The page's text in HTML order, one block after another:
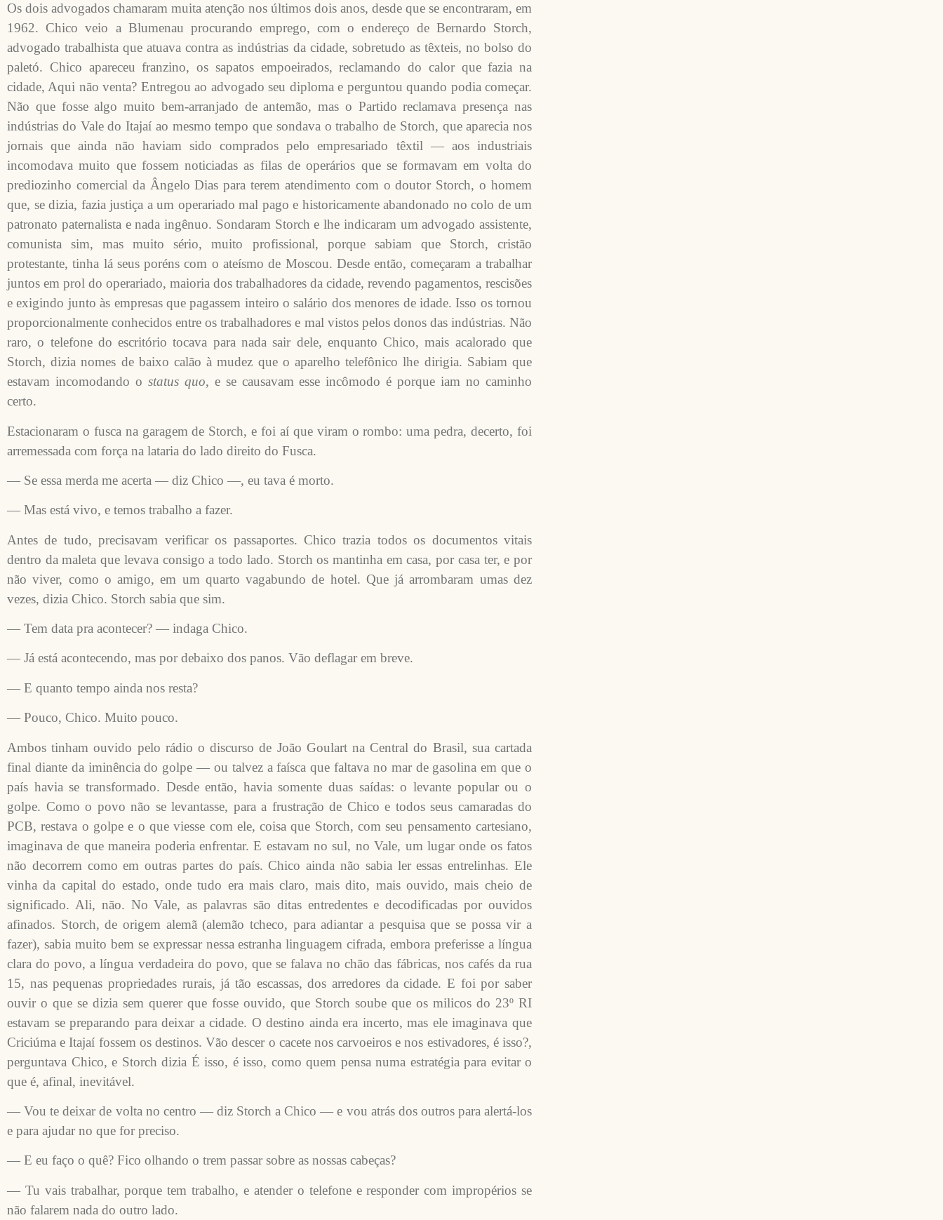
Os dois advogados chamaram muita atenção nos últimos dois anos, desde que se encontraram, em
1962. Chico veio a Blumenau procurando emprego, com o endereço de Bernardo Storch,
advogado trabalhista que atuava contra as indústrias da cidade, sobretudo as têxteis, no bolso do
paletó. Chico apareceu franzino, os sapatos empoeirados, reclamando do calor que fazia na
cidade, Aqui não venta? Entregou ao advogado seu diploma e perguntou quando podia começar.
Não que fosse algo muito bem-arranjado de antemão, mas o Partido reclamava presença nas
indústrias do Vale do Itajaí ao mesmo tempo que sondava o trabalho de Storch, que aparecia nos
jornais que ainda não haviam sido comprados pelo empresariado têxtil — aos industriais
incomodava muito que fossem noticiadas as filas de operários que se formavam em volta do
prediozinho comercial da Ângelo Dias para terem atendimento com o doutor Storch, o homem
que, se dizia, fazia justiça a um operariado mal pago e historicamente abandonado no colo de um
patronato paternalista e nada ingênuo. Sondaram Storch e lhe indicaram um advogado assistente,
comunista sim, mas muito sério, muito profissional, porque sabiam que Storch, cristão
protestante, tinha lá seus poréns com o ateísmo de Moscou. Desde então, começaram a trabalhar
juntos em prol do operariado, maioria dos trabalhadores da cidade, revendo pagamentos, rescisões
e exigindo junto às empresas que pagassem inteiro o salário dos menores de idade. Isso os tornou
proporcionalmente conhecidos entre os trabalhadores e mal vistos pelos donos das indústrias. Não
raro, o telefone do escritório tocava para nada sair dele, enquanto Chico, mais acalorado que
Storch, dizia nomes de baixo calão à mudez que o aparelho telefônico lhe dirigia. Sabiam que
estavam incomodando o status quo, e se causavam esse incômodo é porque iam no caminho
certo.
Estacionaram o fusca na garagem de Storch, e foi aí que viram o rombo: uma pedra, decerto, foi
arremessada com força na lataria do lado direito do Fusca.
— Se essa merda me acerta — diz Chico —, eu tava é morto.
— Mas está vivo, e temos trabalho a fazer.
Antes de tudo, precisavam verificar os passaportes. Chico trazia todos os documentos vitais
dentro da maleta que levava consigo a todo lado. Storch os mantinha em casa, por casa ter, e por
não viver, como o amigo, em um quarto vagabundo de hotel. Que já arrombaram umas dez
vezes, dizia Chico. Storch sabia que sim.
— Tem data pra acontecer? — indaga Chico.
— Já está acontecendo, mas por debaixo dos panos. Vão deflagar em breve.
— E quanto tempo ainda nos resta?
— Pouco, Chico. Muito pouco.
Ambos tinham ouvido pelo rádio o discurso de João Goulart na Central do Brasil, sua cartada
final diante da iminência do golpe — ou talvez a faísca que faltava no mar de gasolina em que o
país havia se transformado. Desde então, havia somente duas saídas: o levante popular ou o
golpe. Como o povo não se levantasse, para a frustração de Chico e todos seus camaradas do
PCB, restava o golpe e o que viesse com ele, coisa que Storch, com seu pensamento cartesiano,
imaginava de que maneira poderia enfrentar. E estavam no sul, no Vale, um lugar onde os fatos
não decorrem como em outras partes do país. Chico ainda não sabia ler essas entrelinhas. Ele
vinha da capital do estado, onde tudo era mais claro, mais dito, mais ouvido, mais cheio de
significado. Ali, não. No Vale, as palavras são ditas entredentes e decodificadas por ouvidos
afinados. Storch, de origem alemã (alemão tcheco, para adiantar a pesquisa que se possa vir a
fazer), sabia muito bem se expressar nessa estranha linguagem cifrada, embora preferisse a língua
clara do povo, a língua verdadeira do povo, que se falava no chão das fábricas, nos cafés da rua
15, nas pequenas propriedades rurais, já tão escassas, dos arredores da cidade. E foi por saber
ouvir o que se dizia sem querer que fosse ouvido, que Storch soube que os milicos do 23º RI
estavam se preparando para deixar a cidade. O destino ainda era incerto, mas ele imaginava que
Criciúma e Itajaí fossem os destinos. Vão descer o cacete nos carvoeiros e nos estivadores, é isso?,
perguntava Chico, e Storch dizia É isso, é isso, como quem pensa numa estratégia para evitar o
que é, afinal, inevitável.
— Vou te deixar de volta no centro — diz Storch a Chico — e vou atrás dos outros para alertá-los
e para ajudar no que for preciso.
— E eu faço o quê? Fico olhando o trem passar sobre as nossas cabeças?
— Tu vais trabalhar, porque tem trabalho, e atender o telefone e responder com impropérios se
não falarem nada do outro lado.